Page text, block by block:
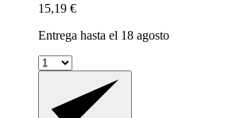
15,19 €
Entrega hasta el 18 agosto